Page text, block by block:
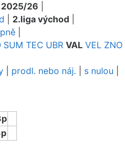
2025/26
2.liga východ
SUM TEC UBR VAL VEL ZNO
prodl. nebo náj. s nulou